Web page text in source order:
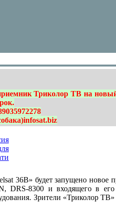
Триколор ТВ на
36В» будет запущено новое
DRS-8300 и входящего в
Зрители «Триколор